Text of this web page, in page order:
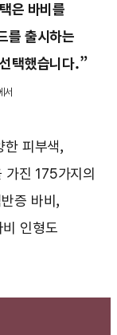
은 바비를
를 출시하는
택했습니다.”
서
한 피부색,
진 175가지의
증 바비,
인형도